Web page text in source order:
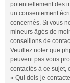
potentiellement des
un consentement
concernés. Si vous
mineurs âgés de
conseillons de
Veuillez noter que
peuvent pas vous
contactés à ce sujet,
« Qui dois-je